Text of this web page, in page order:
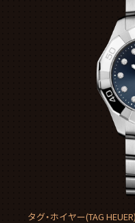
タグ・ホイヤー(TAG HEUER)